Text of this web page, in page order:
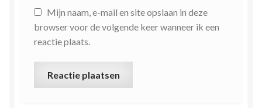
Mijn naam, e-mail en site opslaan in deze
browser voor de volgende keer wanneer ik een
reactie plaats.